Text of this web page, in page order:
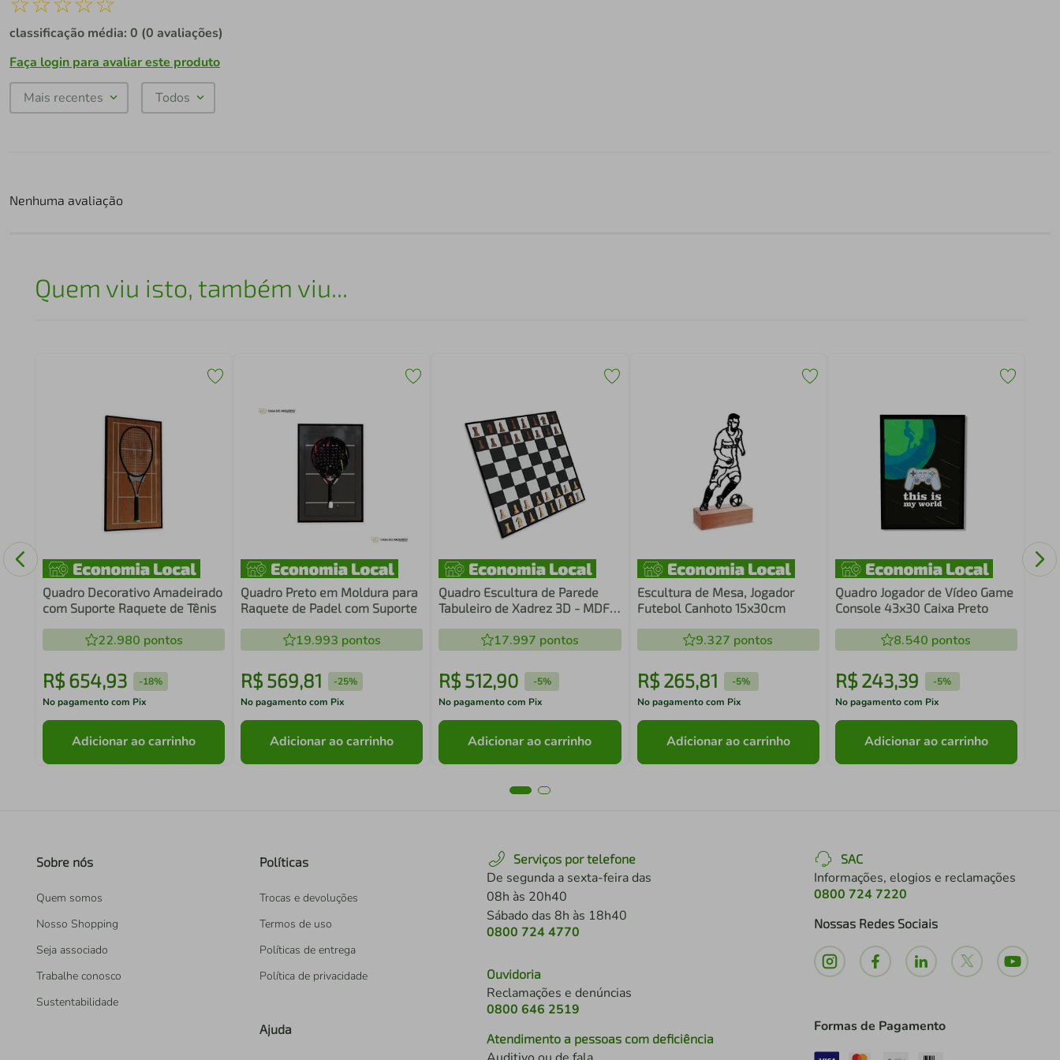
classificação média: 0 (0 avaliações)
Faça login para avaliar este produto
Mais recentes Todos
Nenhuma avaliação
Quem viu isto, também viu...
Quadro Decorativo Amadeirado
com Suporte Raquete de Tênis
22.980 pontos
R$ 654,93 -18%
No pagamento com Pix
Adicionar ao carrinho
Quadro Preto em Moldura para
Raquete de Padel com Suporte
19.993 pontos
R$ 569,81 -25%
No pagamento com Pix
Adicionar ao carrinho
Quadro Escultura de Parede
Tabuleiro de Xadrez 3D - MDF
17.997 pontos
R$512,90 -5%
No pagamento com Pix
Adicionar ao carrinho
Escultura de Mesa, Jogador
Futebol Canhoto 15x30cm
9.327 pontos
R$ 265,81 -5%
No pagamento com Pix
Adicionar ao carrinho
Quadro Jogador de Vídeo Game
Console 43x30 Caixa Preto
8.540 pontos
R$ 243,39 -5%
No pagamento com Pix
Adicionar ao carrinho
Sobre nós
Quem somos
Nosso Shopping
Seja associado
Trabalhe conosco
Sustentabilidade
Políticas
Trocas e devoluções
Termos de uso
Políticas de entrega
Política de privacidade
Ajuda
Serviços por telefone
De segunda a sexta-feira das
08h às 20h40
Sábado das 8h às 18h40
0800 724 4770
Ouvidoria
Reclamações e denúncias
0800 646 2519
Atendimento a pessoas com deficiência
SAC
Informações, elogios e reclamações
0800 724 7220
Nossas Redes Sociais
Formas de Pagamento